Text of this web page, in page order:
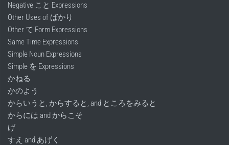
Negative こと Expressions
Other Uses of ばかり
Other て Form Expressions
Same Time Expressions
Simple Noun Expressions
Simple を Expressions
かねる
かのよう
からいうと, からすると, and ところをみると
からには and からこそ
げ
すえ and あげく